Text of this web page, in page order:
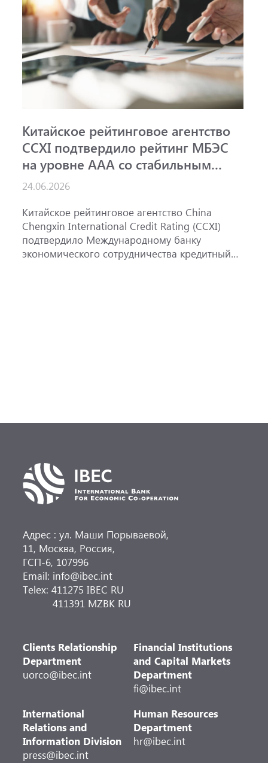
Китайское рейтинговое агентство
CCXI подтвердило рейтинг МБЭС
на уровне AAA со стабильным
прогнозом
24.06.2026
Китайское рейтинговое агентство China
Chengxin International Credit Rating (CCXI)
подтвердило Международному банку
экономического сотрудничества кредитный
Адрес : ул. Маши Порываевой,
11, Москва, Россия,
ГСП-6, 107996
Email: info@ibec.int
Telex: 411275 IBEC RU
411391 MZBK RU
Clients Relationship
Department
uorco@ibec.int
Financial Institutions
and Capital Markets
Department
fi@ibec.int
International
Relations and
Information Division
press@ibec.int
Human Resources
Department
hr@ibec.int